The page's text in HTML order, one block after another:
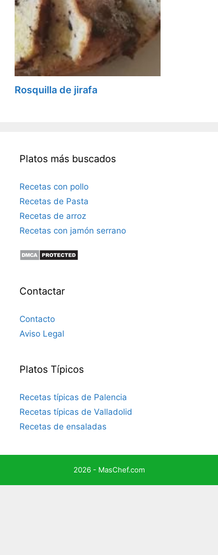
Rosquilla de jirafa
Platos más buscados
Recetas con pollo
Recetas de Pasta
Recetas de arroz
Recetas con jamón serrano
Contactar
Contacto
Aviso Legal
Platos Típicos
Recetas típicas de Palencia
Recetas típicas de Valladolid
Recetas de ensaladas
2026 - MasChef.com